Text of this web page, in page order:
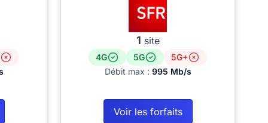
1 site
4G 5G
5G+
Débit max : 995 Mb/s
Voir les forfaits